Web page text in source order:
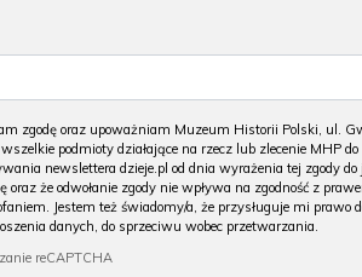
zgodę oraz upoważniam Muzeum Historii Polski, ul.
podmioty działające na rzecz lub zlecenie MHP
newslettera dzieje.pl od dnia wyrażenia tej zgody
oraz że odwołanie zgody nie wpływa na zgodność z
Jestem też świadomy/a, że przysługuje mi
danych, do sprzeciwu wobec przetwarzania.